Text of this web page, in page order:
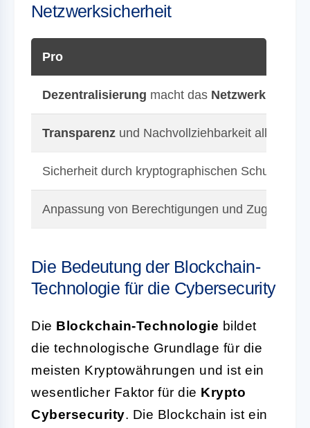
Netzwerksicherheit
Pro
Dezentralisierung macht das Netzwerk
Transparenz und Nachvollziehbarkeit aller
Sicherheit durch kryptographischen Schutz der
Anpassung von Berechtigungen und Zugängen
Die Bedeutung der Blockchain-
Technologie für die Cybersecurity
Die Blockchain-Technologie bildet
die technologische Grundlage für die
meisten Kryptowährungen und ist ein
wesentlicher Faktor für die Krypto
Cybersecurity. Die Blockchain ist ein